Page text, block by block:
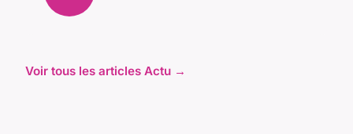
Voir tous les articles Actu →